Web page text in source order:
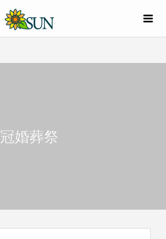
冠婚葬祭